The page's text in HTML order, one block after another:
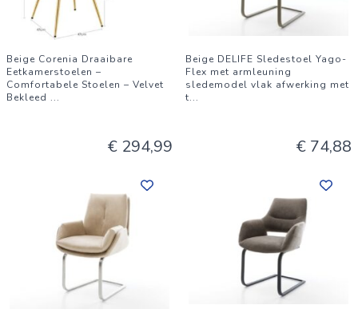
Beige Corenia Draaibare
Eetkamerstoelen –
Comfortabele Stoelen – Velvet
Bekleed ...
€ 294,99
Beige DELIFE Sledestoel Yago-
Flex met armleuning
sledemodel vlak afwerking met
t...
€ 74,88